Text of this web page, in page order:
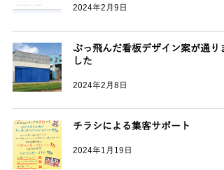
2024年2月9日
ぶっ飛んだ看板デザイン案が通りま
した
2024年2月8日
チラシによる集客サポート
2024年1月19日